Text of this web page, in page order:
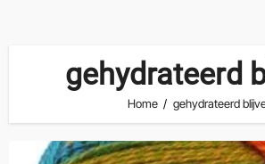
gehydrateerd
Home gehydrateerd